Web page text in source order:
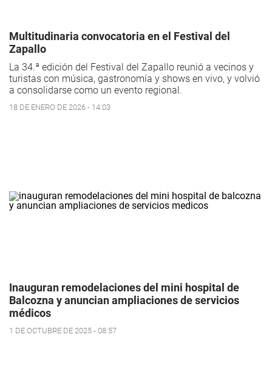
Multitudinaria convocatoria en el Festival del
Zapallo
La 34.ª edición del Festival del Zapallo reunió a vecinos y
turistas con música, gastronomía y shows en vivo, y volvió
a consolidarse como un evento regional.
18 DE ENERO DE 2026 - 14:03
Inauguran remodelaciones del mini hospital de
Balcozna y anuncian ampliaciones de servicios
médicos
1 DE OCTUBRE DE 2025 - 08:57